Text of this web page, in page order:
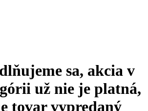
sa, akcia v
už nie je platná,
tovar vypredaný